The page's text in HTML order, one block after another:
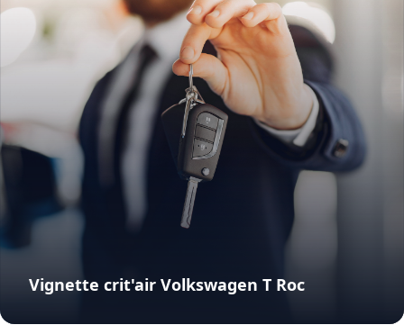
Vignette crit'air Volkswagen T Roc